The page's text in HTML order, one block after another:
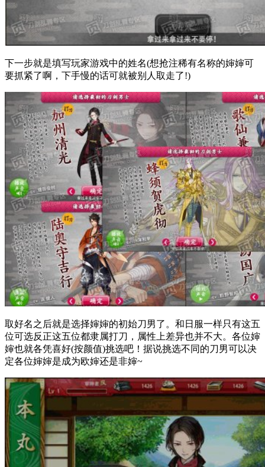
下一步就是填写玩家游戏中的姓名(想抢注稀有名称的婶婶可
要抓紧了啊，下手慢的话可就被别人取走了!)
取好名之后就是选择婶婶的初始刀男了。和日服一样只有这五
位可选反正这五位都隶属打刀，属性上差异也并不大。各位婶
婶也就各凭喜好(按颜值)挑选吧！据说挑选不同的刀男可以决
定各位婶婶是成为欧婶还是非婶~